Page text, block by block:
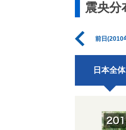
震央分
前日(2010
日本全体